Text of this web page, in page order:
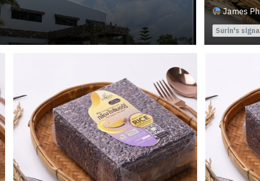
James
Surin's